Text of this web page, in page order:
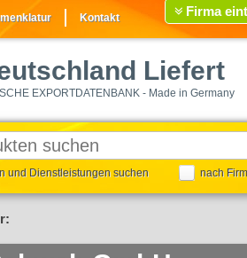
Kontakt Firma
Liefert
EXPORTDATENBANK - Made in Germany
und Dienstleistungen suchen nach